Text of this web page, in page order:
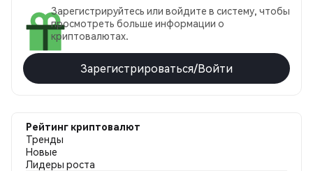
Зарегистрируйтесь или войдите в систему, чтобы
просмотреть больше информации о
криптовалютах.
Зарегистрироваться/Войти
Рейтинг криптовалют
Тренды
Новые
Лидеры роста